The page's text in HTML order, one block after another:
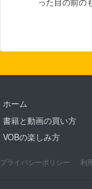
ホーム
書籍と動画の買い方
VOBの楽しみ方
プライバシーポリシー 利